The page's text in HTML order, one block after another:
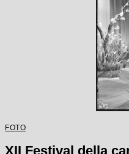
FOTO
XII Festival della